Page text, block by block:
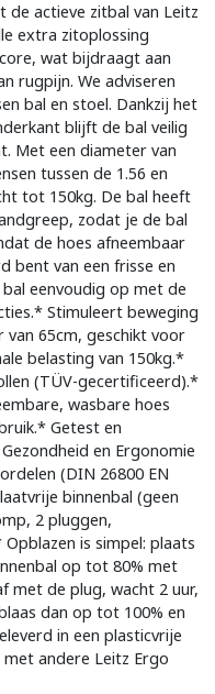
actieve zitbal van Leitz
extra zitoplossing
wat bijdraagt aan
rugpijn. We adviseren
bal en stoel. Dankzij het
blijft de bal veilig
Met een diameter van
tussen de 1.56 en
tot 150kg. De bal heeft
zodat je de bal
de hoes afneembaar
bent van een frisse en
eenvoudig op met de
Stimuleert beweging
65cm, geschikt voor
belasting van 150kg.*
(TÜV-gecertificeerd).*
wasbare hoes
Getest en
en Ergonomie
(DIN 26800 EN
binnenbal (geen
2 pluggen,
is simpel: plaats
op tot 80% met
met de plug, wacht 2 uur,
dan op tot 100% en
in een plasticvrije
andere Leitz Ergo